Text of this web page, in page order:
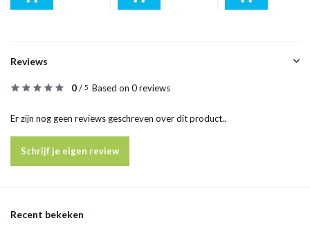
Reviews
0/ 5 Based on 0 reviews
Er zijn nog geen reviews geschreven over dit product..
Schrijf je eigen review
Recent bekeken